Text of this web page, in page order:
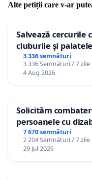
Alte petiții care v-ar
Salvează cercurile
cluburile și
3 336 semnături
3 336 Semnături / 7 zile
4 Aug 2026
Solicităm
persoanele cu
7 670 semnături
2 204 Semnături / 7 zile
29 Jul 2026